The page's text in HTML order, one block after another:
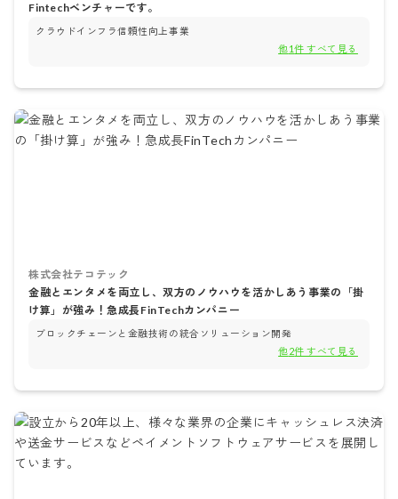
Fintechベンチャーです。
クラウドインフラ信頼性向上事業
他1件 すべて見る
株式会社テコテック
金融とエンタメを両立し、双方のノウハウを活かしあう事業の「掛
け算」が強み！急成長FinTechカンパニー
ブロックチェーンと金融技術の統合ソリューション開発
他2件 すべて見る